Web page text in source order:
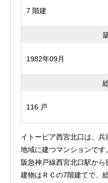
7 階建
1982年09月
116 戸
イトーピア西宮北口は、
地域に建つマンションです。
阪急神戸線西宮北口駅から
建物はＲＣの7階建てで、